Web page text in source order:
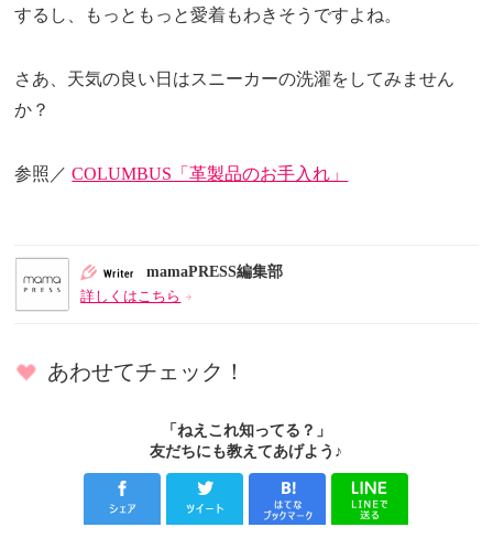
するし、もっともっと愛着もわきそうですよね。
さあ、天気の良い日はスニーカーの洗濯をしてみません
か？
参照／COLUMBUS「革製品のお手入れ」
mamaPRESS編集部
詳しくはこちら
あわせてチェック！
「ねえこれ知ってる？」
友だちにも教えてあげよう♪